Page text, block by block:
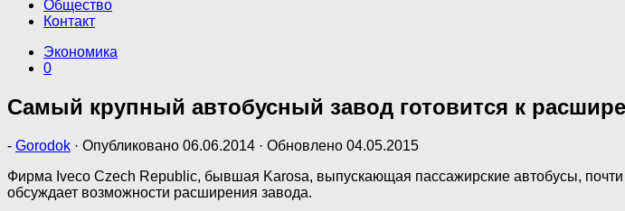
Общество
Контакт
Экономика
0
Самый крупный автобусный завод готовится к
- Gorodok · Опубликовано 06.06.2014 · Обновлено 04.05.2015
Фирма Iveco Czech Republic, бывшая Karosa, выпускающая пассажирские автобусы,
обсуждает возможности расширения завода.